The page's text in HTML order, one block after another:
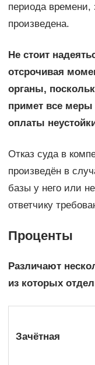
периода времени,
произведена.
Не стоит
отсрочивая
органы,
примет все меры
оплаты
Отказ суда в
произведён в
базы у него или
ответчику
Проценты
Различают
из которых
Зачётная